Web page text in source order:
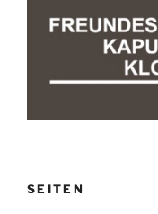
SEITEN